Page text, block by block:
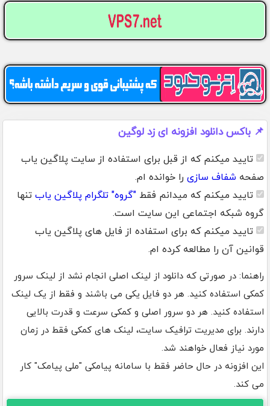
📌 باکس دانلود افزونه ای زد لوگین
تایید میکنم که از قبل برای استفاده از سایت پلاگین یاب
صفحه شفاف سازی را خوانده ام.
تایید میکنم که میدانم فقط "گروه" تلگرام پلاگین یاب تنها
گروه شبکه اجتماعی این سایت است.
تایید میکنم که برای استفاده از فایل های پلاگین یاب
قوانین آن را مطالعه کرده ام.
راهنما: در صورتی که دانلود از لینک اصلی انجام نشد از لینک سرور
کمکی استفاده کنید. هر دو فایل یکی می باشند و فقط از یک لینک
استفاده کنید. هر دو سرور اصلی و کمکی سرعت و قدرت بالایی
دارند. برای مدیریت ترافیک سایت، لینک های کمکی فقط در زمان
مورد نیاز فعال خواهند شد.
این افزونه در حال حاضر فقط با سامانه پیامکی "ملی پیامک" کار
می کند.